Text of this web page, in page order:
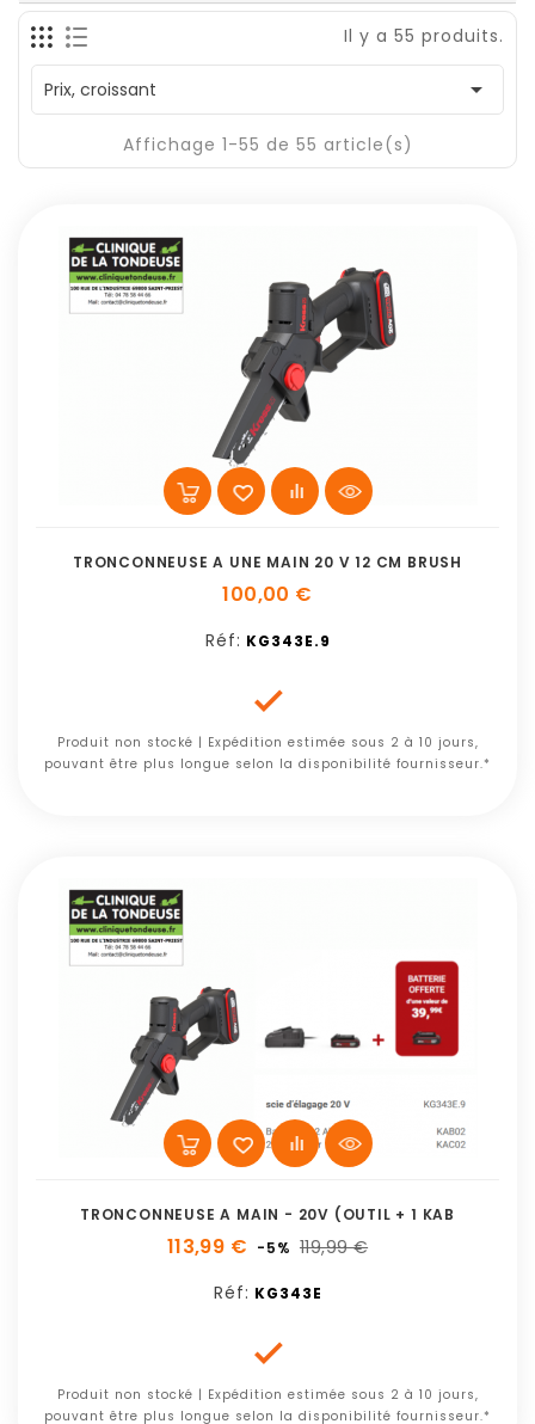
Il y a 55 produits.
Prix, croissant 
Affichage 1-55 de 55 article(s)
TRONCONNEUSE A UNE MAIN 20 V 12 CM BRUSH
100,00 €
Réf: KG343E.9

Produit non stocké | Expédition estimée sous 2 à 10 jours,
pouvant être plus longue selon la disponibilité fournisseur.*
TRONCONNEUSE A MAIN - 20V (OUTIL + 1 KAB
113,99 € -5% 119,99 €
Réf: KG343E

Produit non stocké | Expédition estimée sous 2 à 10 jours,
pouvant être plus longue selon la disponibilité fournisseur.*